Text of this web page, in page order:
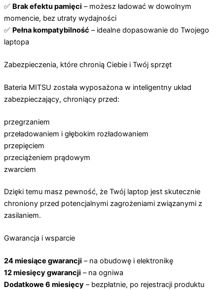
✅ Brak efektu pamięci – możesz ładować w dowolnym
momencie, bez utraty wydajności
✅ Pełna kompatybilność – idealne dopasowanie do Twojego
laptopa
Zabezpieczenia, które chronią Ciebie i Twój sprzęt
Bateria MITSU została wyposażona w inteligentny układ
zabezpieczający, chroniący przed:
przegrzaniem
przeładowaniem i głębokim rozładowaniem
przepięciem
przeciążeniem prądowym
zwarciem
Dzięki temu masz pewność, że Twój laptop jest skutecznie
chroniony przed potencjalnymi zagrożeniami związanymi z
zasilaniem.
Gwarancja i wsparcie
24 miesiące gwarancji – na obudowę i elektronikę
12 miesięcy gwarancji – na ogniwa
Dodatkowe 6 miesięcy – bezpłatnie, po rejestracji produktu